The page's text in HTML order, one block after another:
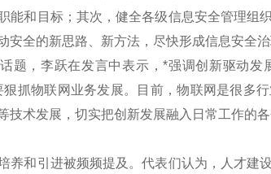
能和目标；其次，健全各级信息安全管理组
安全的新思路、新方法，尽快形成信息安全治
，李跃在发言中表示，*强调创新驱动发
抓物联网业务发展。目前，物联网是很多
技术发展，切实把创新发展融入日常工作的各
和引进被频频提及。代表们认为，人才建